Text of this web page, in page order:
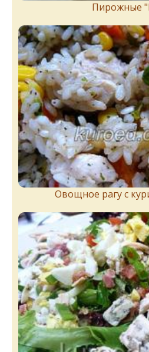
Пирожныe
Овощное рагу с